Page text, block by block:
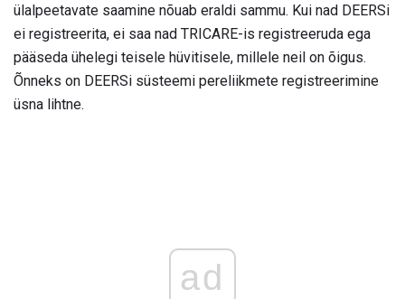
ülalpeetavate saamine nõuab eraldi sammu. Kui nad DEERSi
ei registreerita, ei saa nad TRICARE-is registreeruda ega
pääseda ühelegi teisele hüvitisele, millele neil on õigus.
Õnneks on DEERSi süsteemi pereliikmete registreerimine
üsna lihtne.
ad